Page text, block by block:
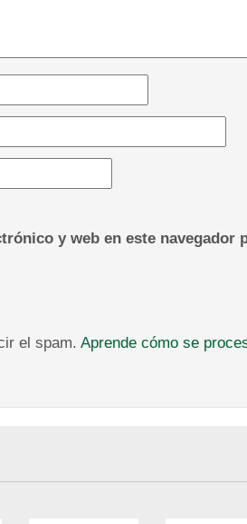
y web en este navegador
el spam. Aprende cómo se